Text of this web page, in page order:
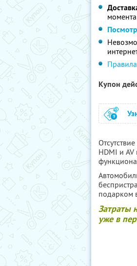
Купон
HDMI и
подарком
Затраты
уже в